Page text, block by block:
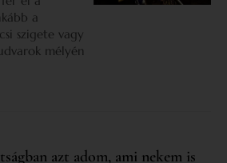
a
szigete vagy
mélyén
azt adom, ami nekem is